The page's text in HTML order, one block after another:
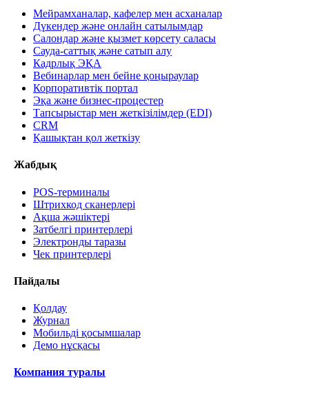
Мейрамханалар, кафелер мен асханалар
Дүкендер және онлайн сатылымдар
Салондар және қызмет көрсету саласы
Сауда-саттық және сатып алу
Кадрлық ЭҚА
Вебинарлар мен бейне қоңыраулар
Корпоративтік портал
Эқа және бизнес-процестер
Тапсырыстар мен жеткізілімдер (EDI)
CRM
Қашықтан қол жеткізу
Жабдық
POS-терминалы
Штрихкод сканерлері
Ақша жәшіктері
Затбелгі принтерлері
Электронды таразы
Чек принтерлері
Пайдалы
Қолдау
Журнал
Мобильді қосымшалар
Демо нұсқасы
Компания туралы